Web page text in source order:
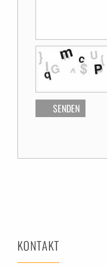
SENDEN
KONTAKT